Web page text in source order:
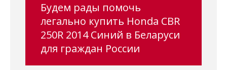
Будем рады помочь
легально купить Honda CBR
250R 2014 Синий в Беларуси
для граждан России